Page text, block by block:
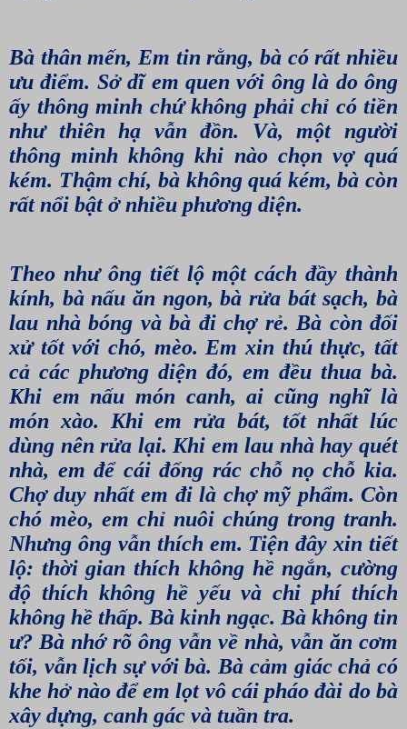
Bà thân mến, Em tin rằng, bà có rất nhiều
ưu điểm. Sở dĩ em quen với ông là do ông
ấy thông minh chứ không phải chỉ có tiền
như thiên hạ vẫn đồn. Và, một người
thông minh không khi nào chọn vợ quá
kém. Thậm chí, bà không quá kém, bà còn
rất nổi bật ở nhiều phương diện.
Theo như ông tiết lộ một cách đầy thành
kính, bà nấu ăn ngon, bà rửa bát sạch, bà
lau nhà bóng và bà đi chợ rẻ. Bà còn đối
xử tốt với chó, mèo. Em xin thú thực, tất
cả các phương diện đó, em đều thua bà.
Khi em nấu món canh, ai cũng nghĩ là
món xào. Khi em rửa bát, tốt nhất lúc
dùng nên rửa lại. Khi em lau nhà hay quét
nhà, em để cái đống rác chỗ nọ chỗ kia.
Chợ duy nhất em đi là chợ mỹ phẩm. Còn
chó mèo, em chỉ nuôi chúng trong tranh.
Nhưng ông vẫn thích em. Tiện đây xin tiết
lộ: thời gian thích không hề ngắn, cường
độ thích không hề yếu và chi phí thích
không hề thấp. Bà kinh ngạc. Bà không tin
ư? Bà nhớ rõ ông vẫn về nhà, vẫn ăn cơm
tối, vẫn lịch sự với bà. Bà cảm giác chả có
khe hở nào để em lọt vô cái pháo đài do bà
xây dựng, canh gác và tuần tra.